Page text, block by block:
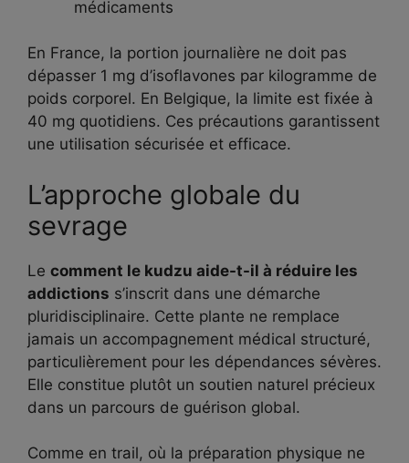
médicaments
En France, la portion journalière ne doit pas
dépasser 1 mg d’isoflavones par kilogramme de
poids corporel. En Belgique, la limite est fixée à
40 mg quotidiens. Ces précautions garantissent
une utilisation sécurisée et efficace.
L’approche globale du
sevrage
Le comment le kudzu aide-t-il à réduire les
addictions s’inscrit dans une démarche
pluridisciplinaire. Cette plante ne remplace
jamais un accompagnement médical structuré,
particulièrement pour les dépendances sévères.
Elle constitue plutôt un soutien naturel précieux
dans un parcours de guérison global.
Comme en trail, où la préparation physique ne